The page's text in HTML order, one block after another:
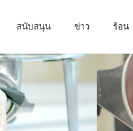
สนับสนุน ข่าว ร้อน